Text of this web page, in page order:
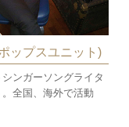
ップスユニット)
ンガーソングライタ
全国、海外で活動